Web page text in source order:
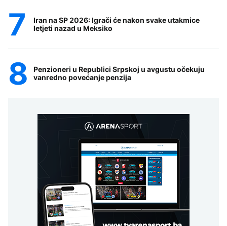
Iran na SP 2026: Igrači će nakon svake utakmice
letjeti nazad u Meksiko
Penzioneri u Republici Srpskoj u avgustu očekuju
vanredno povećanje penzija